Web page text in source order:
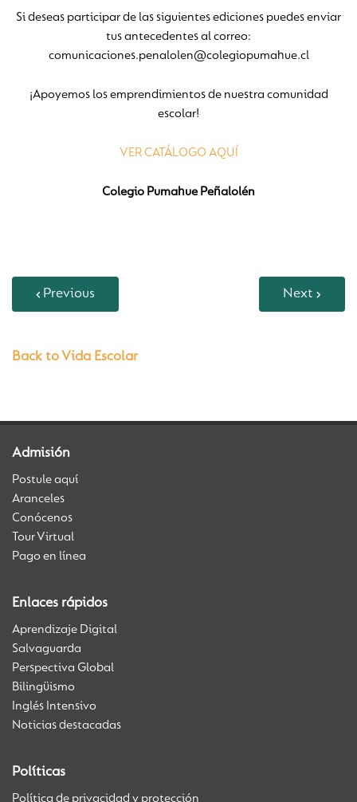
Si deseas participar de las siguientes ediciones puedes enviar
tus antecedentes al correo:
comunicaciones.penalolen@colegiopumahue.cl
¡Apoyemos los emprendimientos de nuestra comunidad
escolar!
VER CATÁLOGO AQUÍ
Colegio Pumahue Peñalolén
Previous Next
Back to Vida Escolar
Admisión
Postule aquí
Aranceles
Conócenos
Tour Virtual
Pago en línea
Enlaces rápidos
Aprendizaje Digital
Salvaguarda
Perspectiva Global
Bilingüismo
Inglés Intensivo
Noticias destacadas
Políticas
Política de privacidad y protección